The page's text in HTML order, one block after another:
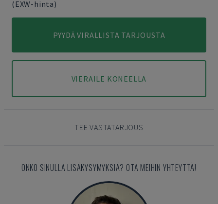
(EXW-hinta)
PYYDÄ VIRALLISTA TARJOUSTA
VIERAILE KONEELLA
TEE VASTATARJOUS
ONKO SINULLA LISÄKYSYMYKSIÄ? OTA MEIHIN YHTEYTTÄ!